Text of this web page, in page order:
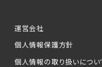
運営会社
個人情報保護方針
個人情報の取り扱いについ